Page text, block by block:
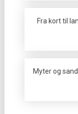
Fra kort til
Myter og